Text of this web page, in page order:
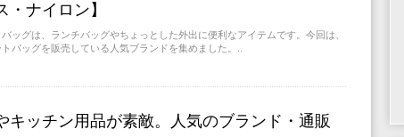
・ナイロン】
ッグは、ランチバッグやちょっとした外出に便利なアイテムです。今回は、
バッグを販売している人気ブランドを集めました。..
キッチン用品が素敵。人気のブランド・通販